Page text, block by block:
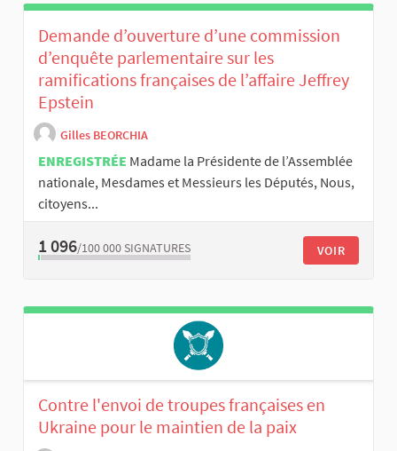
Demande d’ouverture d’une commission
d’enquête parlementaire sur les
ramifications françaises de l’affaire Jeffrey
Epstein
Gilles BEORCHIA
ENREGISTRÉE Madame la Présidente de l’Assemblée
nationale, Mesdames et Messieurs les Députés, Nous,
citoyens...
1 096/100 000 SIGNATURES VOIR
Contre l'envoi de troupes françaises en
Ukraine pour le maintien de la paix